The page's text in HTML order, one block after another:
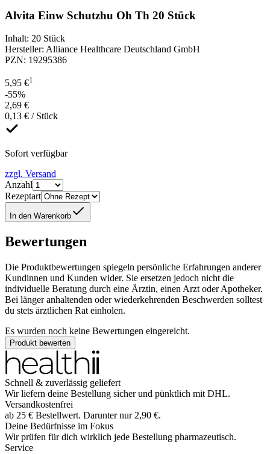
Alvita Einw Schutzhu Oh Th 20 Stück
Inhalt: 20 Stück
Hersteller: Alliance Healthcare Deutschland GmbH
PZN: 19295386
5,95 €1
-55%
2,69 €
0,13 € / Stück
Sofort verfügbar
zzgl. Versand
Anzahl
Rezeptart
In den Warenkorb
Bewertungen
Die Produktbewertungen spiegeln persönliche Erfahrungen anderer
Kundinnen und Kunden wider. Sie ersetzen jedoch nicht die
individuelle Beratung durch eine Ärztin, einen Arzt oder Apotheker.
Bei länger anhaltenden oder wiederkehrenden Beschwerden solltest
du stets ärztlichen Rat einholen.
Es wurden noch keine Bewertungen eingereicht.
Produkt bewerten
Schnell & zuverlässig geliefert
Wir liefern deine Bestellung sicher und pünktlich mit DHL.
Versandkostenfrei
ab 25 € Bestellwert. Darunter nur 2,90 €.
Deine Bedürfnisse im Fokus
Wir prüfen für dich wirklich jede Bestellung pharmazeutisch.
Service